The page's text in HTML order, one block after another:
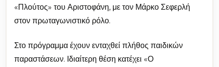
«Πλούτος» του Αριστοφάνη, με τον Μάρκο Σεφερλή
στον πρωταγωνιστικό ρόλο.
Στο πρόγραμμα έχουν ενταχθεί πλήθος παιδικών
παραστάσεων. Ιδιαίτερη θέση κατέχει «Ο